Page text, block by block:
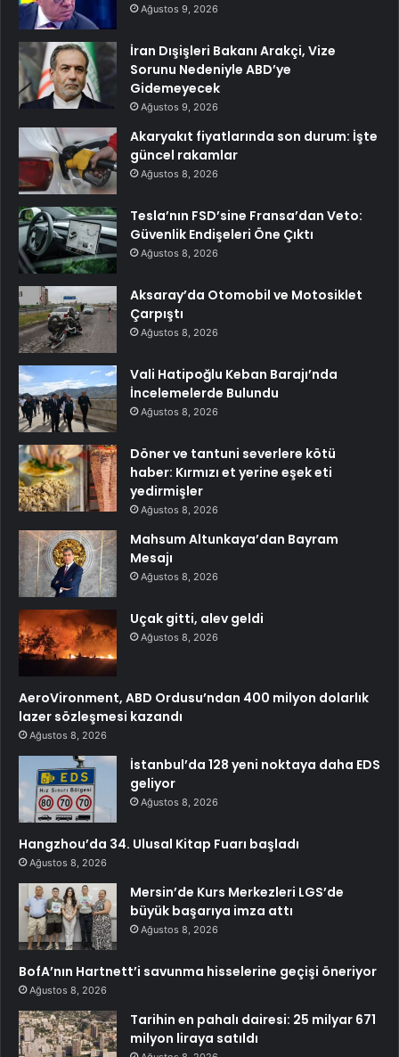
Ağustos 9, 2026
İran Dışişleri Bakanı Arakçi, Vize
Sorunu Nedeniyle ABD’ye
Gidemeyecek
Ağustos 9, 2026
Akaryakıt fiyatlarında son durum: İşte
güncel rakamlar
Ağustos 8, 2026
Tesla’nın FSD’sine Fransa’dan Veto:
Güvenlik Endişeleri Öne Çıktı
Ağustos 8, 2026
Aksaray’da Otomobil ve Motosiklet
Çarpıştı
Ağustos 8, 2026
Vali Hatipoğlu Keban Barajı’nda
İncelemelerde Bulundu
Ağustos 8, 2026
Döner ve tantuni severlere kötü
haber: Kırmızı et yerine eşek eti
yedirmişler
Ağustos 8, 2026
Mahsum Altunkaya’dan Bayram
Mesajı
Ağustos 8, 2026
Uçak gitti, alev geldi
Ağustos 8, 2026
AeroVironment, ABD Ordusu’ndan 400 milyon dolarlık
lazer sözleşmesi kazandı
Ağustos 8, 2026
İstanbul’da 128 yeni noktaya daha EDS
geliyor
Ağustos 8, 2026
Hangzhou’da 34. Ulusal Kitap Fuarı başladı
Ağustos 8, 2026
Mersin’de Kurs Merkezleri LGS’de
büyük başarıya imza attı
Ağustos 8, 2026
BofA’nın Hartnett’i savunma hisselerine geçişi öneriyor
Ağustos 8, 2026
Tarihin en pahalı dairesi: 25 milyar 671
milyon liraya satıldı